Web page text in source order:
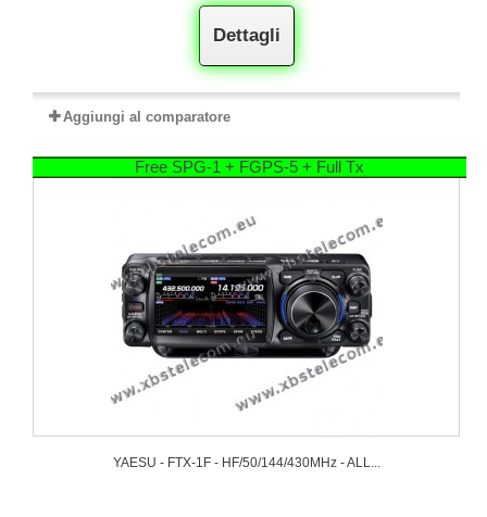
Dettagli
Aggiungi al comparatore
Free SPG-1 + FGPS-5 + Full Tx
YAESU - FTX-1F - HF/50/144/430MHz - ALL...